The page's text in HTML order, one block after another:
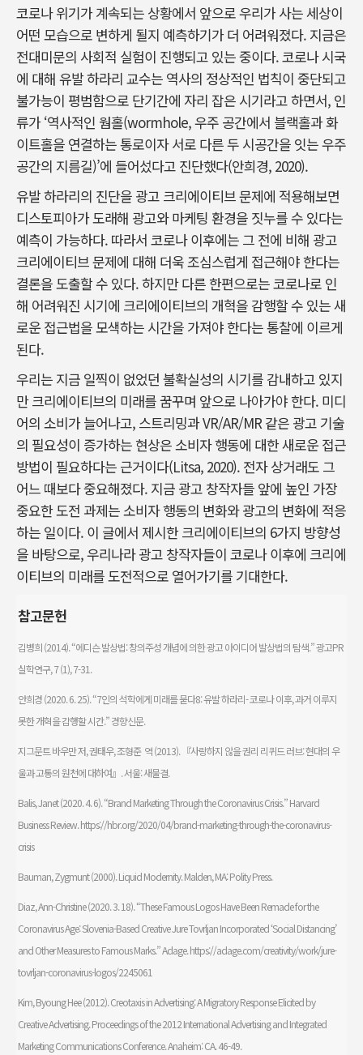
코로나 위기가 계속되는 상황에서 앞으로 우리가 사는 세상이
어떤 모습으로 변하게 될지 예측하기가 더 어려워졌다. 지금은
전대미문의 사회적 실험이 진행되고 있는 중이다. 코로나 시국
에 대해 유발 하라리 교수는 역사의 정상적인 법칙이 중단되고
불가능이 평범함으로 단기간에 자리 잡은 시기라고 하면서, 인
류가 ‘역사적인 웜홀(wormhole, 우주 공간에서 블랙홀과 화
이트홀을 연결하는 통로이자 서로 다른 두 시공간을 잇는 우주
공간의 지름길)’에 들어섰다고 진단했다(안희경, 2020).
유발 하라리의 진단을 광고 크리에이티브 문제에 적용해보면
디스토피아가 도래해 광고와 마케팅 환경을 짓누를 수 있다는
예측이 가능하다. 따라서 코로나 이후에는 그 전에 비해 광고
크리에이티브 문제에 대해 더욱 조심스럽게 접근해야 한다는
결론을 도출할 수 있다. 하지만 다른 한편으로는 코로나로 인
해 어려워진 시기에 크리에이티브의 개혁을 감행할 수 있는 새
로운 접근법을 모색하는 시간을 가져야 한다는 통찰에 이르게
된다.
우리는 지금 일찍이 없었던 불확실성의 시기를 감내하고 있지
만 크리에이티브의 미래를 꿈꾸며 앞으로 나아가야 한다. 미디
어의 소비가 늘어나고, 스트리밍과 VR/AR/MR 같은 광고 기술
의 필요성이 증가하는 현상은 소비자 행동에 대한 새로운 접근
방법이 필요하다는 근거이다(Litsa, 2020). 전자 상거래도 그
어느 때보다 중요해졌다. 지금 광고 창작자들 앞에 높인 가장
중요한 도전 과제는 소비자 행동의 변화와 광고의 변화에 ​​적응
하는 일이다. 이 글에서 제시한 크리에이티브의 6가지 방향성
을 바탕으로, 우리나라 광고 창작자들이 코로나 이후에 크리에
이티브의 미래를 도전적으로 열어가기를 기대한다.
참고문헌
김병희 (2014). “에디슨 발상법: 창의주성 개념에 의한 광고 아이디어 발상법의 탐색.” 광고PR
실학연구, 7 (1), 7-31.
안희경 (2020. 6. 25). “7인의 석학에게 미래를 묻다8: 유발 하라리- 코로나 이후, 과거 이루지
못한 개혁을 감행할 시간.” 경향신문.
지그문트 바우만 저, 권태우, 조형준 역 (2013). 『사랑하지 않을 권리 리퀴드 러브: 현대의 우
울과 고통의 원천에 대하여』. 서울: 새물결.
Balis, Janet (2020. 4. 6). “Brand Marketing Through the Coronavirus Crisis.” Harvard
Business Review. https://hbr.org/2020/04/brand-marketing-through-the-coronavirus-
crisis
Bauman, Zygmunt (2000). Liquid Modernity. Malden, MA: Polity Press.
Diaz, Ann-Christine (2020. 3. 18). “These Famous Logos Have Been Remade for the
Coronavirus Age: Slovenia-Based Creative Jure Tovrljan Incorporated ‘Social Distancing’
and Other Measures to Famous Marks.” Adage. https://adage.com/creativity/work/jure-
tovrljan-coronavirus-logos/2245061
Kim, Byoung Hee (2012). Creotaxis in Advertising: A Migratory Response Elicited by
Creative Advertising. Proceedings of the 2012 International Advertising and Integrated
Marketing Communications Conference. Anaheim: CA. 46-49.